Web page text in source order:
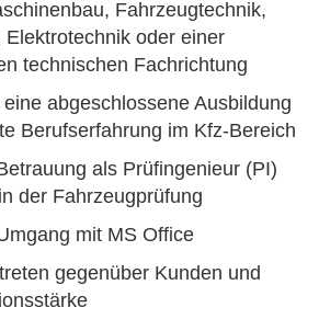
Fahrzeugtechnik,
Elektrotechnik oder einer
technischen Fachrichtung
abgeschlossene Ausbildung
Berufserfahrung im Kfz-Bereich
als Prüfingenieur (PI)
der Fahrzeugprüfung
mit MS Office
gegenüber Kunden und